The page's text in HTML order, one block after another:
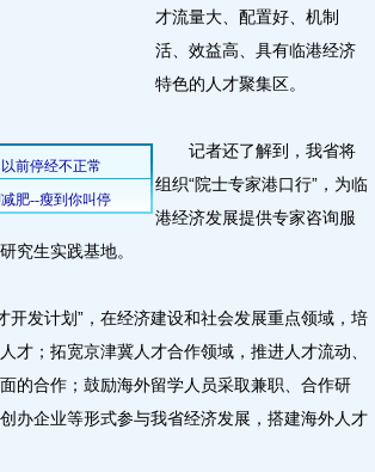
才流量大、配置好、机制
活、效益高、具有临港经济
特色的人才聚集区。
记者还了解到，我省将
组织“院士专家港口行”，为临
港经济发展提供专家咨询服
究生实践基地。
发计划”，在经济建设和社会发展重点领域，培
才；拓宽京津冀人才合作领域，推进人才流动、
的合作；鼓励海外留学人员采取兼职、合作研
办企业等形式参与我省经济发展，搭建海外人才